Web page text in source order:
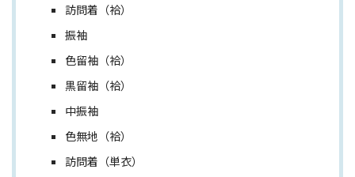
訪問着（袷）
振袖
色留袖（袷）
黒留袖（袷）
中振袖
色無地（袷）
訪問着（単衣）